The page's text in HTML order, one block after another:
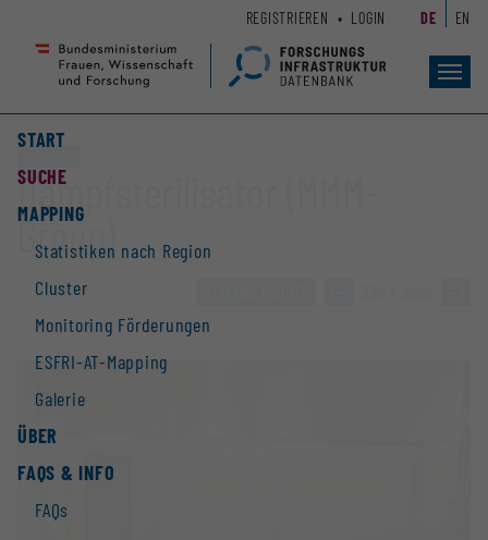
Seiteninhalt
Accesskey
Hauptnavigation
Accesskey
START
SUCHE
MAPPING
Statistiken nach Region
Cluster
Monitoring Förderungen
ESFRI-AT-Mapping
Galerie
ÜBER
FAQS & INFO
FAQs
REGISTRIEREN LOGIN DE EN
Dampfsterilisator (MMM-
Group)